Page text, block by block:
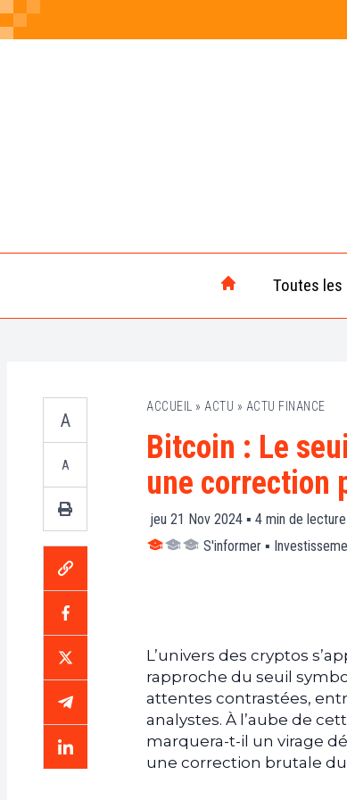
Toutes
A
A
ACCUEIL » ACTU » ACTU FINANCE
Bitcoin : Le
une correction
jeu 21 Nov 2024 ▪ 4 min de
S'informer ▪
L’univers des cryptos
rapproche du seuil
attentes contrastées,
analystes. À l’aube de
marquera-t-il un virage
une correction brutale